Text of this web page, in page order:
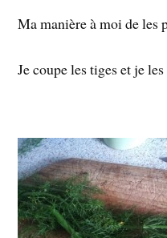
Ma manière à moi de les
Je coupe les tiges et je